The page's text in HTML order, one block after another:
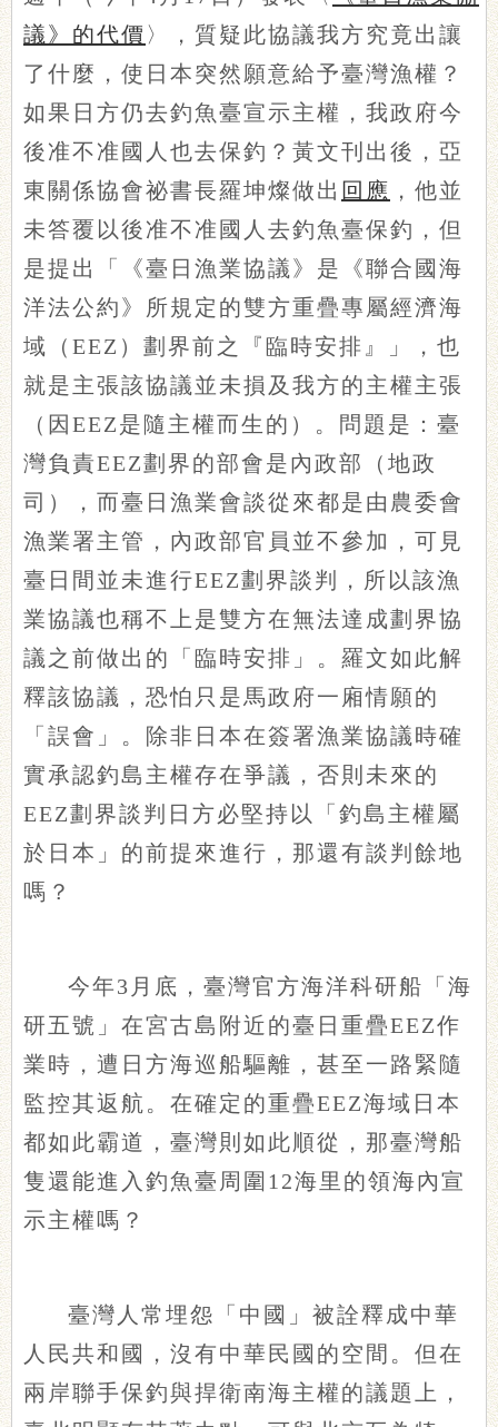
議》的代價 〉，質疑此協議我方究竟出讓
了什麼，使日本突然願意給予臺灣漁權？
如果日方仍去釣魚臺宣示主權，我政府今
後准不准國人也去保釣？黃文刊出後，亞
東關係協會祕書長羅坤燦做出 回應 ，他並
未答覆以後准不准國人去釣魚臺保釣，但
是提出「《臺日漁業協議》是《聯合國海
洋法公約》所規定的雙方重疊專屬經濟海
域（EEZ）劃界前之『臨時安排』」，也
就是主張該協議並未損及我方的主權主張
（因EEZ是隨主權而生的）。問題是：臺
灣負責EEZ劃界的部會是內政部（地政
司），而臺日漁業會談從來都是由農委會
漁業署主管，內政部官員並不參加，可見
臺日間並未進行EEZ劃界談判，所以該漁
業協議也稱不上是雙方在無法達成劃界協
議之前做出的「臨時安排」。羅文如此解
釋該協議，恐怕只是馬政府一廂情願的
「誤會」。除非日本在簽署漁業協議時確
實承認釣島主權存在爭議，否則未來的
EEZ劃界談判日方必堅持以「釣島主權屬
於日本」的前提來進行，那還有談判餘地
嗎？
今年3月底，臺灣官方海洋科研船「海
研五號」在宮古島附近的臺日重疊EEZ作
業時，遭日方海巡船驅離，甚至一路緊隨
監控其返航。在確定的重疊EEZ海域日本
都如此霸道，臺灣則如此順從，那臺灣船
隻還能進入釣魚臺周圍12海里的領海內宣
示主權嗎？
臺灣人常埋怨「中國」被詮釋成中華
人民共和國，沒有中華民國的空間。但在
兩岸聯手保釣與捍衛南海主權的議題上，